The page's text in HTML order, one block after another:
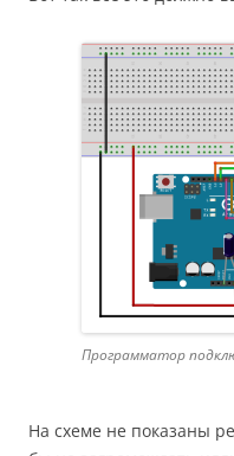
Программатор
На схеме не показаны